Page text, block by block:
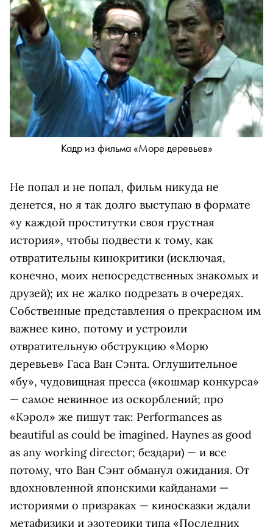
Кадр из фильма «Море деревьев»
Не попал и не попал, фильм никуда не
денется, но я так долго выступаю в формате
«у каждой проститутки своя грустная
история», чтобы подвести к тому, как
отвратительны кинокритики (исключая,
конечно, моих непосредственных знакомых и
друзей); их не жалко подрезать в очередях.
Собственные представления о прекрасном им
важнее кино, потому и устроили
отвратительную обструкцию «Морю
деревьев» Гаса Ван Сэнта. Оглушительное
«бу», чудовищная пресса («кошмар конкурса»
— самое невинное из оскорблений; про
«Кэрол» же пишут так: Performances as
beautiful as could be imagined. Haynes as good
as any working director; бездари) — и все
потому, что Ван Сэнт обманул ожидания. От
вдохновленной японскими кайданами —
историями о призраках — киносказки ждали
метафизики и эзотерики типа «Последних